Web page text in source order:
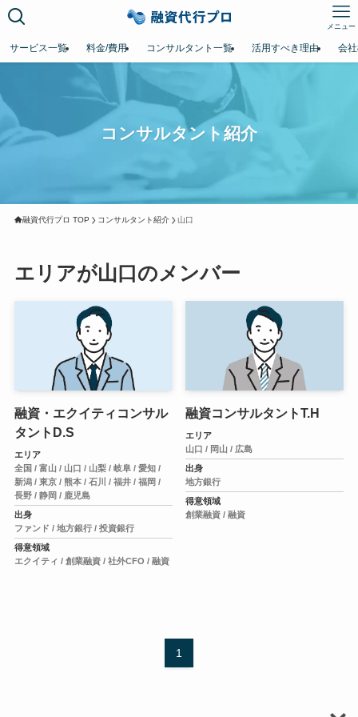
メニュー
サービス一覧 料金/費用 コンサルタント一覧 活用すべき理由 会
コンサルタント紹介
融資代行プロ TOP コンサルタント紹介 山口
エリアが山口のメンバー
融資・エクイティコンサル
タントD.S
エリア
全国 / 富山 / 山口 / 山梨 / 岐阜 / 愛知 /
新潟 / 東京 / 熊本 / 石川 / 福井 / 福岡 /
長野 / 静岡 / 鹿児島
出身
ファンド / 地方銀行 / 投資銀行
得意領域
エクイティ / 創業融資 / 社外CFO / 融資
融資コンサルタントT.H
エリア
山口 / 岡山 / 広島
出身
地方銀行
得意領域
創業融資 /融資
1